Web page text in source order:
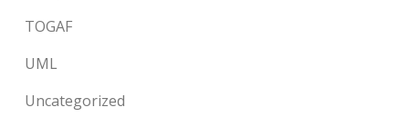
TOGAF
UML
Uncategorized